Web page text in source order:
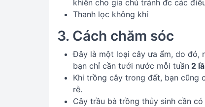
khiến cho gia chủ tránh đc các
Thanh lọc không khí
3. Cách chăm sóc
Đây là một loại cây ưa ẩm, do đó,
bạn chỉ cần tưới nước mỗi tuần 2
Khi trồng cây trong đất, bạn cũng
rễ.
Cây trầu bà trồng thủy sinh cần